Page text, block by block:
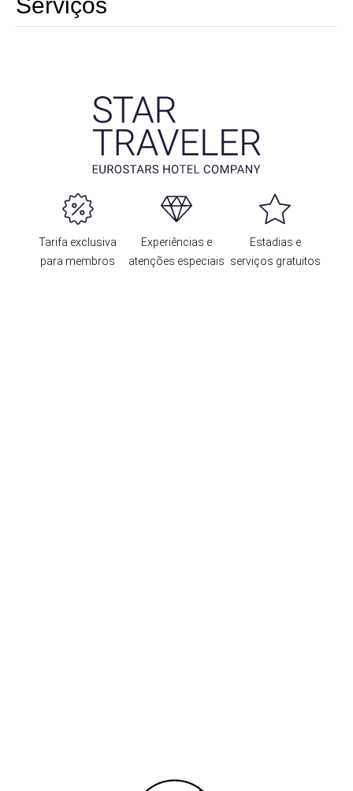
Tarifa exclusiva
para membros
Experiências e
atenções especiais
Estadias e
serviços gratuitos